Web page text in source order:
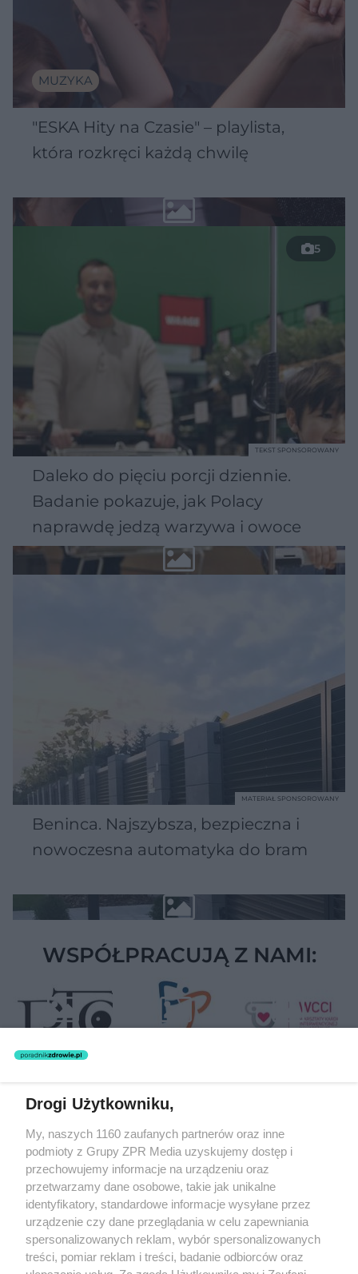
MUZYKA
"ESKA Hity na Czasie" – playlista,
która rozkręci każdą chwilę
5
Daleko do pięciu porcji dziennie.
Badanie pokazuje, jak Polacy
naprawdę jedzą warzywa i owoce
TEKST SPONSOROWANY
Beninca. Najszybsza, bezpieczna i
nowoczesna automatyka do bram
MATERIAŁ SPONSOROWANY
WSPÓŁPRACUJĄ Z NAMI:
rozpowszechniany lub dalej rozpowszechniany w jakikolwiek sposób
(w tym także elektroniczny lub mechaniczny) na jakimkolwiek polu
eksploatacji w jakiejkolwiek formie, włącznie z umieszczaniem w
Internecie bez pisemnej zgody właściciela praw. Jakiekolwiek użycie
lub wykorzystanie utworów w całości lub w części z naruszeniem
prawa, tzn. bez właściwej zgody, jest zabronione pod groźbą kary i
może być ścigane prawnie.
Drogi Użytkowniku,
My, naszych 1160 zaufanych partnerów oraz inne
podmioty z Grupy ZPR Media uzyskujemy dostęp i
przechowujemy informacje na urządzeniu oraz
przetwarzamy dane osobowe, takie jak unikalne
identyfikatory, standardowe informacje wysyłane przez
urządzenie czy dane przeglądania w celu zapewniania
spersonalizowanych reklam, wybór spersonalizowanych
treści, pomiar reklam i treści, badanie odbiorców oraz